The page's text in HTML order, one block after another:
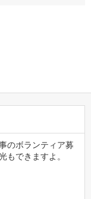
のボランティア募
もできますよ。